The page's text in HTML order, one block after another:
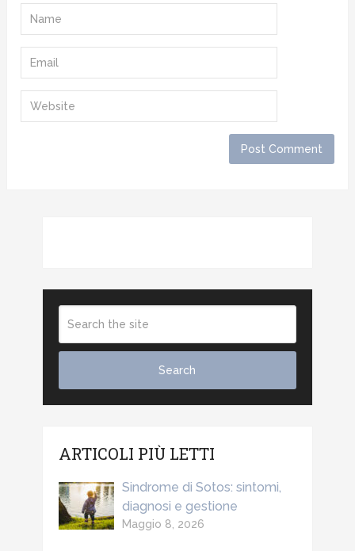
ARTICOLI PIÙ LETTI
Sindrome di Sotos: sintomi,
diagnosi e gestione
Maggio 8, 2026